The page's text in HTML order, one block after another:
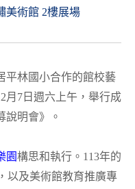
美術館 2樓展場
平林國小合作的館校藝
月7日週六上午，舉行成
明會》。
園構思和執行。113年的
以及美術館教育推廣專